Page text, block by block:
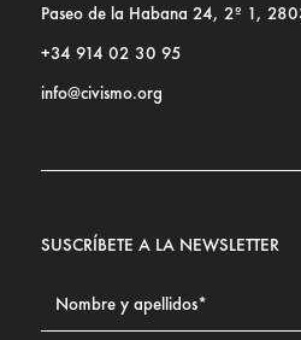
Paseo de la Habana 24, 2º 1,
+34 914 02 30 95
info@civismo.org
SUSCRÍBETE A LA NEWSLETTER